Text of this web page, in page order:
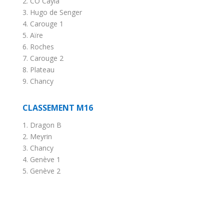
3. Hugo de Senger
4. Carouge 1
5. Aïre
6. Roches
7. Carouge 2
8. Plateau
9. Chancy
CLASSEMENT M16
1. Dragon B
2. Meyrin
3. Chancy
4. Genève 1
5. Genève 2